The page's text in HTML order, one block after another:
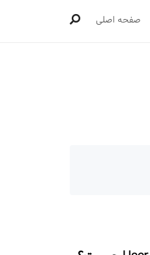
صفحه اصلی